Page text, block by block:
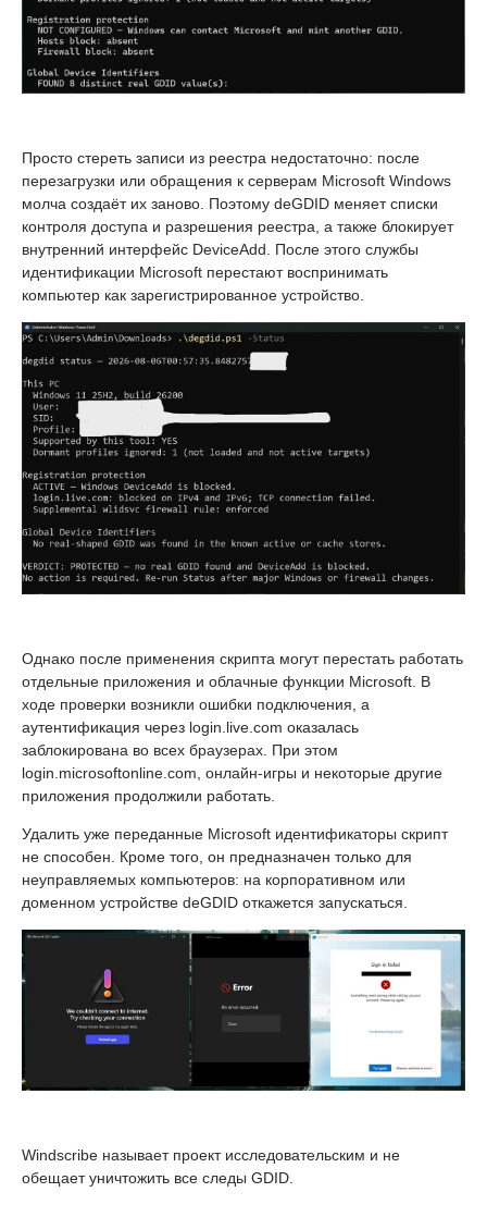
Просто стереть записи из реестра недостаточно: после
перезагрузки или обращения к серверам Microsoft Windows
молча создаёт их заново. Поэтому deGDID меняет списки
контроля доступа и разрешения реестра, а также блокирует
внутренний интерфейс DeviceAdd. После этого службы
идентификации Microsoft перестают воспринимать
компьютер как зарегистрированное устройство.
Однако после применения скрипта могут перестать работать
отдельные приложения и облачные функции Microsoft. В
ходе проверки возникли ошибки подключения, а
аутентификация через login.live.com оказалась
заблокирована во всех браузерах. При этом
login.microsoftonline.com, онлайн-игры и некоторые другие
приложения продолжили работать.
Удалить уже переданные Microsoft идентификаторы скрипт
не способен. Кроме того, он предназначен только для
неуправляемых компьютеров: на корпоративном или
доменном устройстве deGDID откажется запускаться.
Windscribe называет проект исследовательским и не
обещает уничтожить все следы GDID.